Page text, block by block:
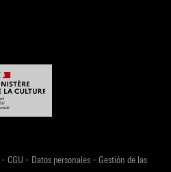
- CGU - Datos personales- Gestión de las